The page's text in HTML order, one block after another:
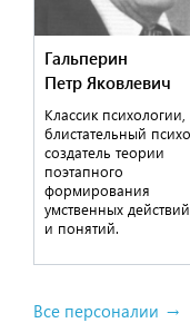
Гальперин
Петр Яковлевич
Классик психологии,
блистательный
создатель теории
поэтапного
формирования
умственных действий
и понятий.
Все персоналии